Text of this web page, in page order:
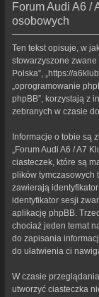
Forum Audi A6 /
osobowych
Ten tekst opisuje, w
stowarzyszone zwane
Polska”, „https://
„oprogramowanie
phpBB”, korzystają z
zebranych w czasie
Informacje o tobie są
„Forum Audi A6 / A7
ciasteczek, które są
plików tymczasowych
zawierają
identyfikator sesji
aplikację phpBB.
chociaż jeden temat
do zapisania
do ułatwienia ci
W czasie
utworzyć ciasteczka